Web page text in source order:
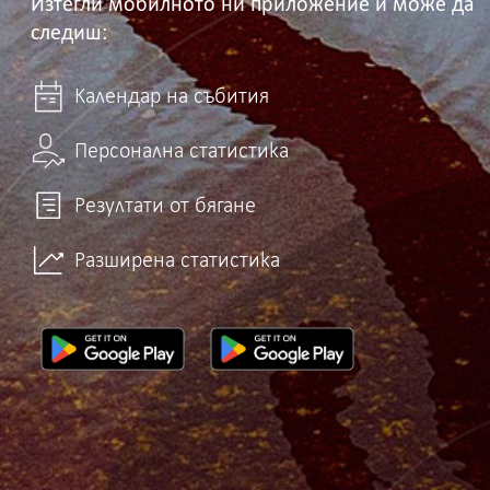
Изтегли мобилното ни приложение и може да
следиш:
Календар на събития
Персонална статистика
Резултати от бягане
Разширена статистика